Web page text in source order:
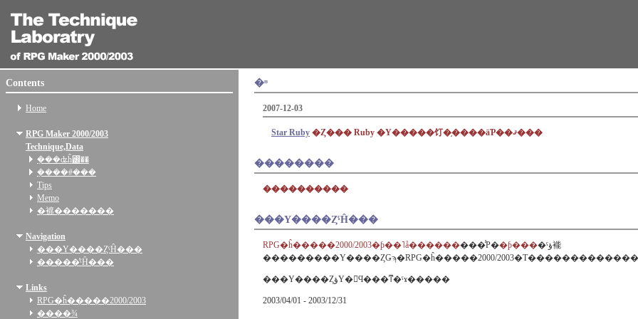
Contents
Home
RPG Maker 2000/2003
Technique,Data
�ܼ��ʥĥ꡼��
�ܼ���#���
Tips
Memo
�褯�������
Navigation
���Υ����ȤˤĤ���
�����ͤˤĤ���
Links
RPG�ĥ�����2000/2003
����¾
�ᶷ
2007-12-03
Star Ruby �Ȥ��� Ruby �Υ�����饤�֥����äƤ��ޤ���
��������
����������
���Υ����ȤˤĤ���
RPG�ĥ�����2000/2003�ƥ��˥å���������̾Ρ��ƥ����ˤؤ褦
���������Υ����ȤǤϡ�RPG�ĥ�����2000/
���Υ����ȤؤΥ�󥯤Ϥ���ͳ�ˤɤ�����
2003/04/01 - 2003/12/31